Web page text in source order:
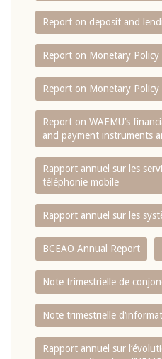
Report on deposit and
Report on Monetary Policy
Report on Monetary Policy
Report on WAEMU’s
and payment instruments
Rapport annuel sur les
téléphonie mobile
Rapport annuel sur les
BCEAO Annual Report
Note trimestrielle de
Note trimestrielle
Rapport annuel sur